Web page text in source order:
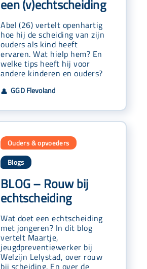
een (v)echtscheiding
Abel (26) vertelt openhartig
hoe hij de scheiding van zijn
ouders als kind heeft
ervaren. Wat hielp hem? En
welke tips heeft hij voor
andere kinderen en ouders?
👤 GGD Flevoland
Ouders & opvoeders
Blogs
BLOG – Rouw bij
echtscheiding
Wat doet een echtscheiding
met jongeren? In dit blog
vertelt Maartje,
jeugdpreventiewerker bij
Welzijn Lelystad, over rouw
bij scheiding. En over de